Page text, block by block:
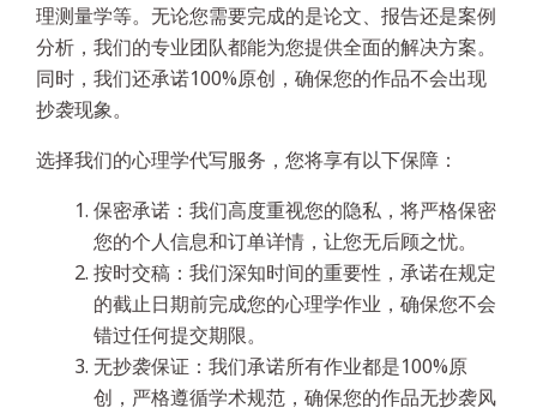
理测量学等。无论您需要完成的是论文、报告还是案例
分析，我们的专业团队都能为您提供全面的解决方案。
同时，我们还承诺100%原创，确保您的作品不会出现
抄袭现象。
选择我们的心理学代写服务，您将享有以下保障：
保密承诺：我们高度重视您的隐私，将严格保密
您的个人信息和订单详情，让您无后顾之忧。
按时交稿：我们深知时间的重要性，承诺在规定
的截止日期前完成您的心理学作业，确保您不会
错过任何提交期限。
无抄袭保证：我们承诺所有作业都是100%原
创，严格遵循学术规范，确保您的作品无抄袭风